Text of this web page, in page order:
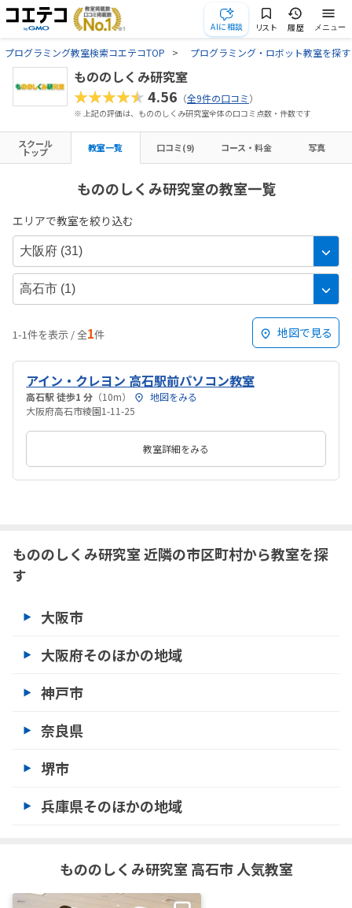
AIに相談 リスト 履歴 メニュー
プログラミング教室検索コエテコTOP プログラミング・ロボット教室を探す
もののしくみ研究室
★★★★★4.56 （全9件の口コミ）
※ 上記の評価は、もののしくみ研究室全体の口コミ点数・件数です
スクール
トップ 教室一覧 口コミ(9) コース・料金 写真
もののしくみ研究室の教室一覧
エリアで教室を絞り込む
1-1件を表示 / 全1件 地図で見る
アイン・クレヨン 高石駅前パソコン教室
高石駅 徒歩1 分 （10m）
地図をみる
大阪府高石市綾園1-11-25
教室詳細をみる
もののしくみ研究室 近隣の市区町村から教室を探
す
大阪市
大阪府そのほかの地域
神戸市
奈良県
堺市
兵庫県そのほかの地域
もののしくみ研究室 高石市 人気教室